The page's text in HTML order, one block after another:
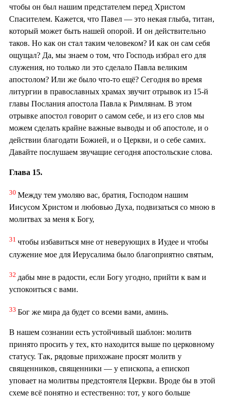
чтобы он был нашим предстателем перед Христом
Спасителем. Кажется, что Павел — это некая глыба, титан,
который может быть нашей опорой. И он действительно
таков. Но как он стал таким человеком? И как он сам себя
ощущал? Да, мы знаем о том, что Господь избрал его для
служения, но только ли это сделало Павла великим
апостолом? Или же было что-то ещё? Сегодня во время
литургии в православных храмах звучит отрывок из 15-й
главы Послания апостола Павла к Римлянам. В этом
отрывке апостол говорит о самом себе, и из его слов мы
можем сделать крайне важные выводы и об апостоле, и о
действии благодати Божией, и о Церкви, и о себе самих.
Давайте послушаем звучащие сегодня апостольские слова.
Глава 15.
30 Между тем умоляю вас, братия, Господом нашим
Иисусом Христом и любовью Духа, подвизаться со мною в
молитвах за меня к Богу,
31 чтобы избавиться мне от неверующих в Иудее и чтобы
служение мое для Иерусалима было благоприятно святым,
32 дабы мне в радости, если Богу угодно, прийти к вам и
успокоиться с вами.
33 Бог же мира да будет со всеми вами, аминь.
В нашем сознании есть устойчивый шаблон: молитв
принято просить у тех, кто находится выше по церковному
статусу. Так, рядовые прихожане просят молитв у
священников, священники — у епископа, а епископ
уповает на молитвы предстоятеля Церкви. Вроде бы в этой
схеме всё понятно и естественно: тот, у кого больше